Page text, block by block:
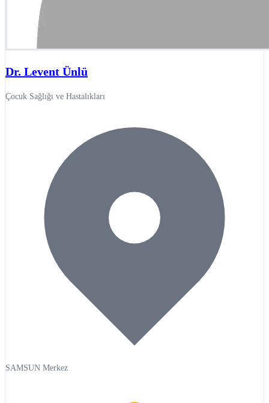
Dr. Levent Ünlü
Çocuk Sağlığı ve Hastalıkları
SAMSUN Merkez